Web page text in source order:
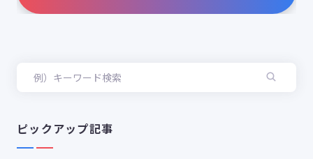
ピックアップ記事